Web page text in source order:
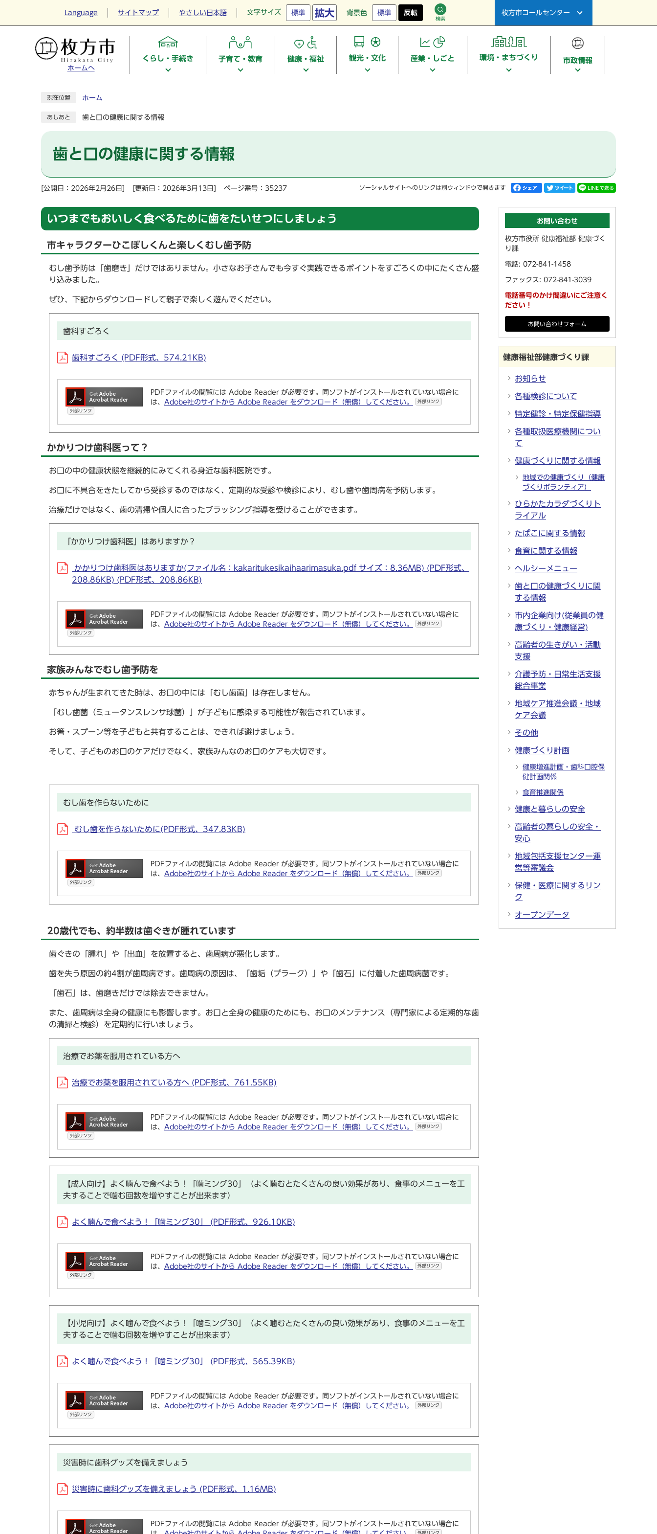
Language サイトマップ やさしい日本語 文字サイズ 標準 拡大 背景色 標準 反転
検索
枚方市コールセンター
ホームへ
くらし・手続き 子育て・教育 健康・福祉 観光・文化 産業・しごと 環境・まちづくり 市政情報
現在位置 ホーム
あしあと 歯と口の健康に関する情報
歯と口の健康に関する情報
[公開日：2026年2月26日] [更新日：2026年3月13日] ページ番号：35237 ソーシャルサイトへのリンクは別ウィンドウで開きます
いつまでもおいしく食べるために歯をたいせつにしましょう
市キャラクターひこぼしくんと楽しくむし歯予防
むし歯予防は「歯磨き」だけではありません。小さなお子さんでも今すぐ実践できるポイントをすごろくの中にたくさん盛
り込みました。
ぜひ、下記からダウンロードして親子で楽しく遊んでください。
歯科すごろく
歯科すごろく (PDF形式、574.21KB)
外部リンク
PDFファイルの閲覧には Adobe Reader が必要です。同ソフトがインストールされていない場合に
は、 Adobe社のサイトから Adobe Reader をダウンロード（無償）してください。 外部リンク
かかりつけ歯科医って？
お口の中の健康状態を継続的にみてくれる身近な歯科医院です。
お口に不具合をきたしてから受診するのではなく、定期的な受診や検診により、むし歯や歯周病を予防します。
治療だけではなく、歯の清掃や個人に合ったブラッシング指導を受けることができます。
「かかりつけ歯科医」はありますか？
かかりつけ歯科医はありますか(ファイル名：kakaritukesikaihaarimasuka.pdf サイズ：8.36MB) (PDF形式、
208.86KB) (PDF形式、208.86KB)
外部リンク
PDFファイルの閲覧には Adobe Reader が必要です。同ソフトがインストールされていない場合に
は、 Adobe社のサイトから Adobe Reader をダウンロード（無償）してください。 外部リンク
家族みんなでむし歯予防を
赤ちゃんが生まれてきた時は、お口の中には「むし歯菌」は存在しません。
「むし歯菌（ミュータンスレンサ球菌）」が子どもに感染する可能性が報告されています。
お箸・スプーン等を子どもと共有することは、できれば避けましょう。
そして、子どものお口のケアだけでなく、家族みんなのお口のケアも大切です。
むし歯を作らないために
むし歯を作らないために(PDF形式、347.83KB)
外部リンク
PDFファイルの閲覧には Adobe Reader が必要です。同ソフトがインストールされていない場合に
は、 Adobe社のサイトから Adobe Reader をダウンロード（無償）してください。 外部リンク
20歳代でも、約半数は歯ぐきが腫れています
歯ぐきの「腫れ」や「出血」を放置すると、歯周病が悪化します。
歯を失う原因の約4割が歯周病です。歯周病の原因は、「歯垢（プラーク）」や「歯石」に付着した歯周病菌です。
「歯石」は、歯磨きだけでは除去できません。
また、歯周病は全身の健康にも影響します。お口と全身の健康のためにも、お口のメンテナンス（専門家による定期的な歯
の清掃と検診）を定期的に行いましょう。
治療でお薬を服用されている方へ
治療でお薬を服用されている方へ (PDF形式、761.55KB)
外部リンク
PDFファイルの閲覧には Adobe Reader が必要です。同ソフトがインストールされていない場合に
は、 Adobe社のサイトから Adobe Reader をダウンロード（無償）してください。 外部リンク
【成人向け】よく噛んで食べよう！「噛ミング30」（よく噛むとたくさんの良い効果があり、食事のメニューを工
夫することで噛む回数を増やすことが出来ます）
よく噛んで食べよう！「噛ミング30」 (PDF形式、926.10KB)
外部リンク
PDFファイルの閲覧には Adobe Reader が必要です。同ソフトがインストールされていない場合に
は、 Adobe社のサイトから Adobe Reader をダウンロード（無償）してください。 外部リンク
【小児向け】よく噛んで食べよう！「噛ミング30」（よく噛むとたくさんの良い効果があり、食事のメニューを工
夫することで噛む回数を増やすことが出来ます）
よく噛んで食べよう！「噛ミング30」 (PDF形式、565.39KB)
外部リンク
PDFファイルの閲覧には Adobe Reader が必要です。同ソフトがインストールされていない場合に
は、 Adobe社のサイトから Adobe Reader をダウンロード（無償）してください。 外部リンク
災害時に歯科グッズを備えましょう
災害時に歯科グッズを備えましょう (PDF形式、1.16MB)
PDFファイルの閲覧には Adobe Reader が必要です。同ソフトがインストールされていない場合に
外部リンク
お問い合わせ
枚方市役所 健康福祉部 健康づく
り課
電話: 072-841-1458
ファックス: 072-841-3039
電話番号のかけ間違いにご注意く
ださい！
お問い合わせフォーム
健康福祉部健康づくり課
お知らせ
各種検診について
特定健診・特定保健指導
各種取扱医療機関につい
て
健康づくりに関する情報
地域での健康づくり（健康
づくりボランティア）
ひらかたカラダづくりト
ライアル
たばこに関する情報
食育に関する情報
ヘルシーメニュー
歯と口の健康づくりに関
する情報
市内企業向け(従業員の健
康づくり・健康経営)
高齢者の生きがい・活動
支援
介護予防・日常生活支援
総合事業
地域ケア推進会議・地域
ケア会議
その他
健康づくり計画
健康増進計画・歯科口腔保
健計画関係
食育推進関係
健康と暮らしの安全
高齢者の暮らしの安全・
安心
地域包括支援センター運
営等審議会
保健・医療に関するリン
ク
オープンデータ